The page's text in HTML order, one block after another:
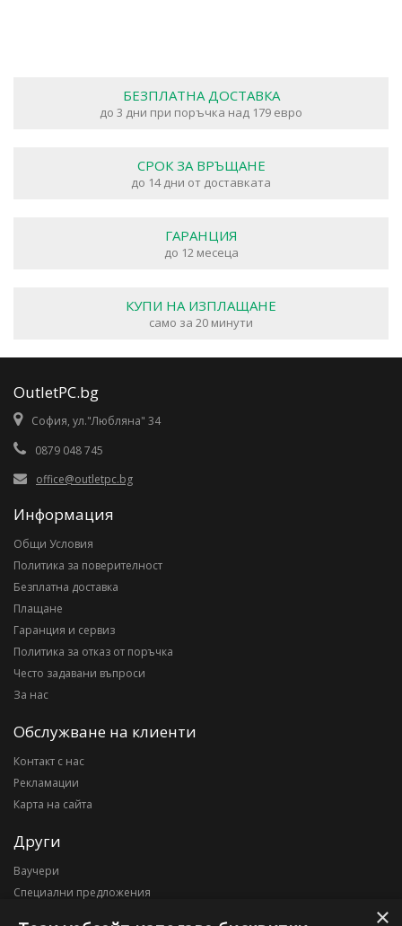
БЕЗПЛАТНА ДОСТАВКА
до 3 дни при поръчка над 179 евро
СРОК ЗА ВРЪЩАНЕ
до 14 дни от доставката
ГАРАНЦИЯ
до 12 месеца
КУПИ НА ИЗПЛАЩАНЕ
само за 20 минути
OutletPC.bg
София, ул."Любляна" 34
0879 048 745
office@outletpc.bg
Информация
Общи Условия
Политика за поверителност
Безплатна доставка
Плащане
Гаранция и сервиз
Политика за отказ от поръчка
Често задавани въпроси
За нас
Обслужване на клиенти
Контакт с нас
Рекламации
Карта на сайта
Други
Ваучери
Специални предложения
×